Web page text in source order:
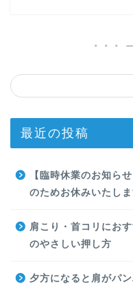
最近の投稿
【臨時休業のお知ら
のためお休みいたし
肩こり・首コリにお
のやさしい押し方
夕方になると肩がパ